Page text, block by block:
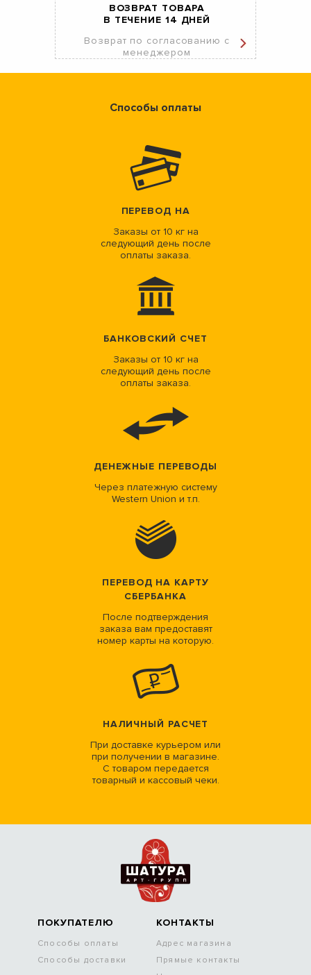
ВОЗВРАТ ТОВАРА
В ТЕЧЕНИЕ 14 ДНЕЙ
Возврат по согласованию с
менеджером
Способы оплаты
ПЕРЕВОД НА
Заказы от 10 кг на
следующий день после
оплаты заказа.
БАНКОВСКИЙ СЧЕТ
Заказы от 10 кг на
следующий день после
оплаты заказа.
ДЕНЕЖНЫЕ ПЕРЕВОДЫ
Через платежную систему
Western Union и т.п.
ПЕРЕВОД НА КАРТУ
СБЕРБАНКА
После подтверждения
заказа вам предоставят
номер карты на которую.
НАЛИЧНЫЙ РАСЧЕТ
При доставке курьером или
при получении в магазине.
С товаром передается
товарный и кассовый чеки.
ПОКУПАТЕЛЮ
Способы оплаты
Способы доставки
КОНТАКТЫ
Адрес магазина
Прямые контакты